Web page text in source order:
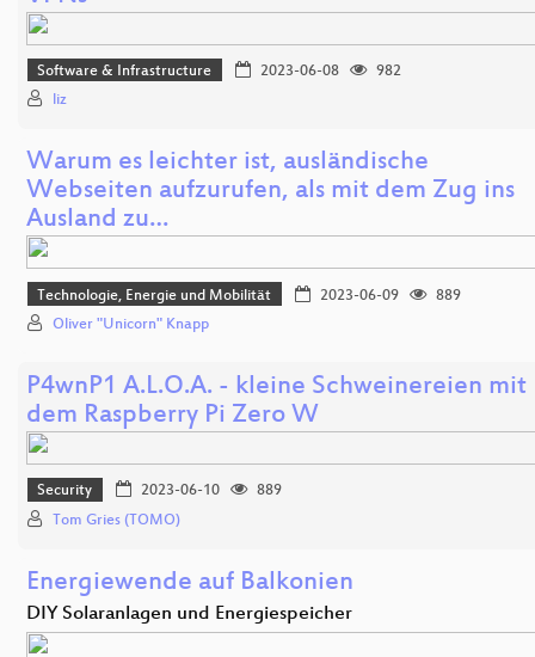
Software & Infrastructure 2023-06-08
982
liz
Warum es leichter ist, ausländische
Webseiten aufzurufen, als mit dem Zug ins
Ausland zu…
Technologie, Energie und Mobilität 2023-06-09
889
Oliver "Unicorn" Knapp
P4wnP1 A.L.O.A. - kleine Schweinereien mit
dem Raspberry Pi Zero W
Security 2023-06-10
889
Tom Gries (TOMO)
Energiewende auf Balkonien
DIY Solaranlagen und Energiespeicher